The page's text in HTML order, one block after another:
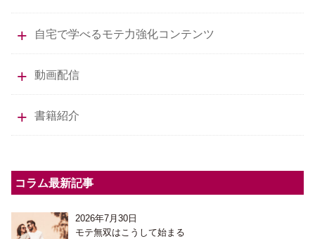
自宅で学べるモテ力強化コンテンツ
動画配信
書籍紹介
コラム最新記事
2026年7月30日
モテ無双はこうして始まる